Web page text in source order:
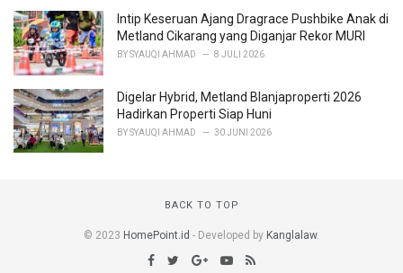
Intip Keseruan Ajang Dragrace Pushbike Anak di
Metland Cikarang yang Diganjar Rekor MURI
BYSYAUQI AHMAD 8 JULI 2026
Digelar Hybrid, Metland Blanjaproperti 2026
Hadirkan Properti Siap Huni
BYSYAUQI AHMAD 30 JUNI 2026
BACK TO TOP
© 2023 HomePoint.id - Developed by Kanglalaw.